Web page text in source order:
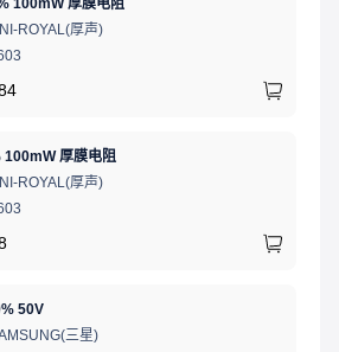
100mW 厚膜电阻
ROYAL(厚声)
厚膜电阻
ROYAL(厚声)
50V
三星)